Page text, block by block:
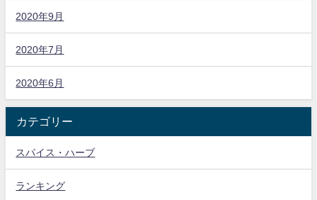
2020年9月
2020年7月
2020年6月
カテゴリー
スパイス・ハーブ
ランキング